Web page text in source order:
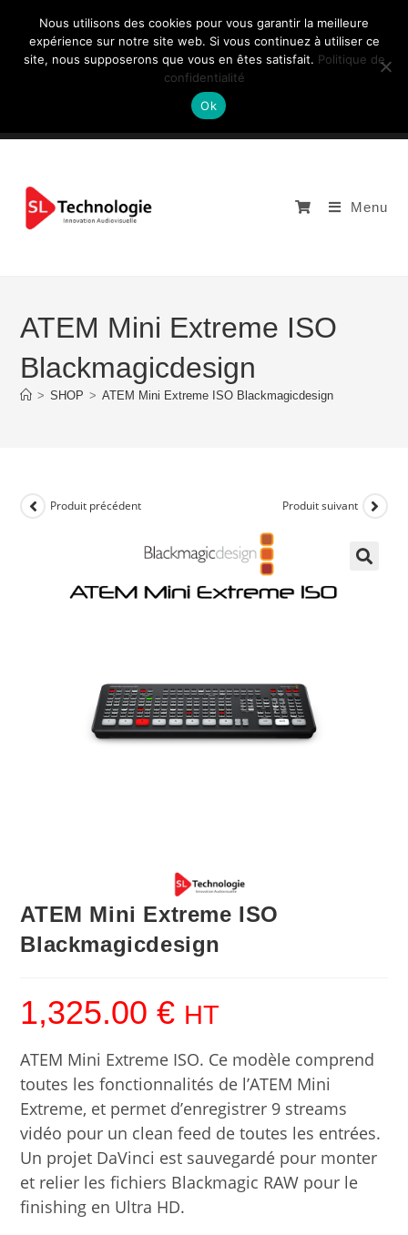
NOUS CONTACTEZ: +33 (0)4 77 81 49 35
Menu
ATEM Mini Extreme ISO
Blackmagicdesign
> SHOP > ATEM Mini Extreme ISO Blackmagicdesign
Produit précédent Produit suivant
ATEM Mini Extreme ISO
Blackmagicdesign
1,325.00€ HT
ATEM Mini Extreme ISO. Ce modèle comprend
toutes les fonctionnalités de l’ATEM Mini
Extreme, et permet d’enregistrer 9 streams
vidéo pour un clean feed de toutes les entrées.
Un projet DaVinci est sauvegardé pour monter
et relier les fichiers Blackmagic RAW pour le
finishing en Ultra HD.
Nous utilisons des cookies pour vous garantir la meilleure
expérience sur notre site web. Si vous continuez à utiliser ce
site, nous supposerons que vous en êtes satisfait. Politique de
confidentialité
Ok